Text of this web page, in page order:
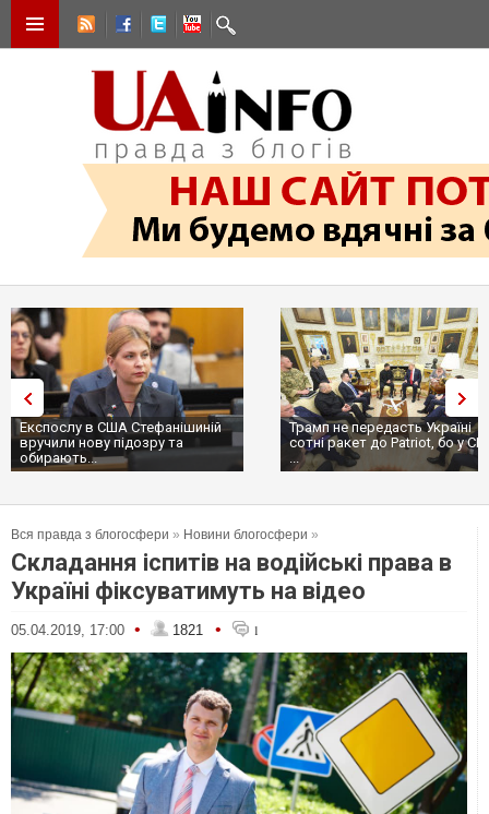
Експослу в США Стефанішиній
вручили нову підозру та
обирають...
Трамп не передасть Україні
сотні ракет до Patriot, бо у
...
Вся правда з блогосфери » Новини блогосфери »
Складання іспитів на водійські права в
Україні фіксуватимуть на відео
05.04.2019, 17:00 • 1821 • 1